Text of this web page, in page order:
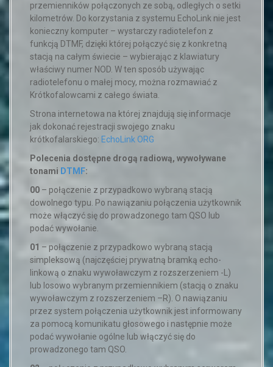
przemienników połączonych ze sobą, odległych o setki
kilometrów. Do korzystania z systemu EchoLink nie jest
konieczny komputer – wystarczy radiotelefon z
funkcją DTMF, dzięki której połączyć się z konkretną
stacją na całym świecie – wybierając z klawiatury
właściwy numer NOD. W ten sposób używając
radiotelefonu o małej mocy, można rozmawiać z
Krótkofalowcami z całego świata.
Strona internetowa na której znajdują się informacje
jak dokonać rejestracji swojego znaku
krótkofalarskiego: EchoLink ORG
Polecenia dostępne drogą radiową, wywoływane
tonami DTMF:
00 – połączenie z przypadkowo wybraną stacją
dowolnego typu. Po nawiązaniu połączenia użytkownik
może włączyć się do prowadzonego tam QSO lub
podać wywołanie.
01 – połączenie z przypadkowo wybraną stacją
simpleksową (najczęściej prywatną bramką echo-
linkową o znaku wywoławczym z rozszerzeniem -L)
lub losowo wybranym przemiennikiem (stacją o znaku
wywoławczym z rozszerzeniem –R). O nawiązaniu
przez system połączenia użytkownik jest informowany
za pomocą komunikatu głosowego i następnie może
podać wywołanie ogólne lub włączyć się do
prowadzonego tam QSO.